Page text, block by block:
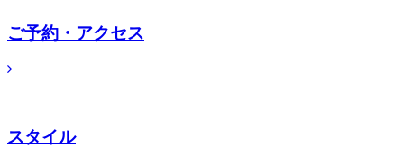
ご予約・アクセス
スタイル